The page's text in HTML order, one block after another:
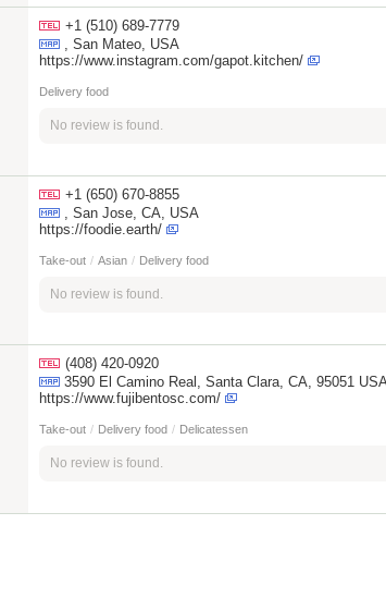
+1 (510) 689-7779
, San Mateo, USA
https://www.instagram.com/gapot.kitchen/
Delivery food
No review is found.
+1 (650) 670-8855
, San Jose, CA, USA
https://foodie.earth/
Take-out / Asian / Delivery food
No review is found.
(408) 420-0920
3590 El Camino Real, Santa Clara, CA, 95051
https://www.fujibentosc.com/
Take-out / Delivery food / Delicatessen
No review is found.